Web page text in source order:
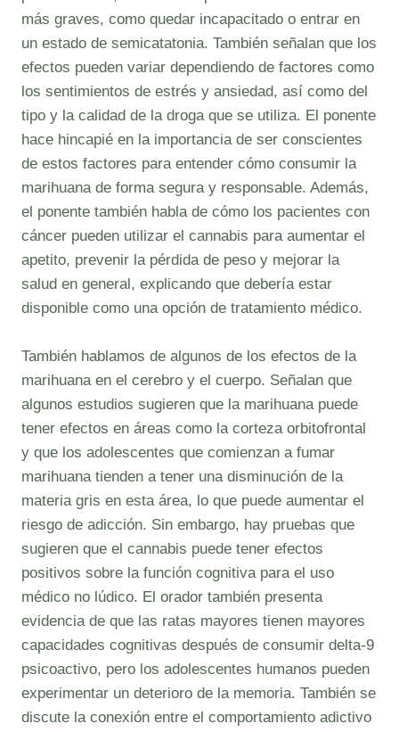
más graves, como quedar incapacitado o entrar en
un estado de semicatatonia. También señalan que los
efectos pueden variar dependiendo de factores como
los sentimientos de estrés y ansiedad, así como del
tipo y la calidad de la droga que se utiliza. El ponente
hace hincapié en la importancia de ser conscientes
de estos factores para entender cómo consumir la
marihuana de forma segura y responsable. Además,
el ponente también habla de cómo los pacientes con
cáncer pueden utilizar el cannabis para aumentar el
apetito, prevenir la pérdida de peso y mejorar la
salud en general, explicando que debería estar
disponible como una opción de tratamiento médico.
También hablamos de algunos de los efectos de la
marihuana en el cerebro y el cuerpo. Señalan que
algunos estudios sugieren que la marihuana puede
tener efectos en áreas como la corteza orbitofrontal
y que los adolescentes que comienzan a fumar
marihuana tienden a tener una disminución de la
materia gris en esta área, lo que puede aumentar el
riesgo de adicción. Sin embargo, hay pruebas que
sugieren que el cannabis puede tener efectos
positivos sobre la función cognitiva para el uso
médico no lúdico. El orador también presenta
evidencia de que las ratas mayores tienen mayores
capacidades cognitivas después de consumir delta-9
psicoactivo, pero los adolescentes humanos pueden
experimentar un deterioro de la memoria. También se
discute la conexión entre el comportamiento adictivo